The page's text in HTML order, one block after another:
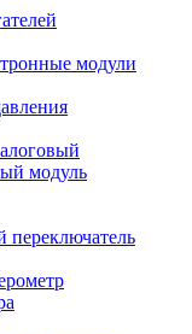
модули
модуль